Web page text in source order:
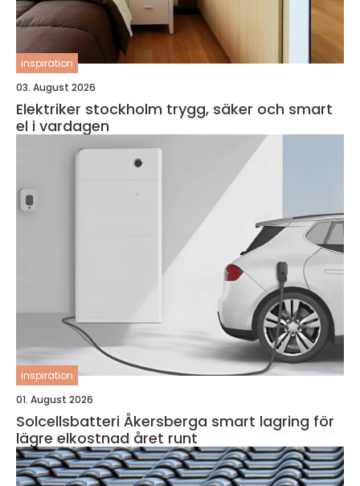
inspiration
03. August 2026
Elektriker stockholm trygg, säker och smart
el i vardagen
inspiration
01. August 2026
Solcellsbatteri Åkersberga smart lagring för
lägre elkostnad året runt